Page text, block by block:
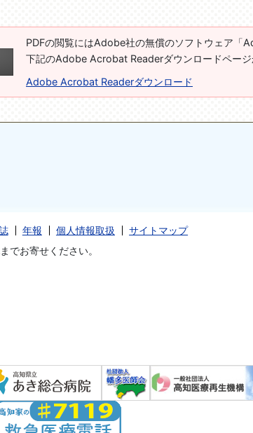
PDFの閲覧にはAdobe社の無償のソフトウェア「
下記のAdobe Acrobat Readerダウンロードページ
Adobe Acrobat Readerダウンロード
年報 個人情報取扱
サイトマップ
でお寄せください。